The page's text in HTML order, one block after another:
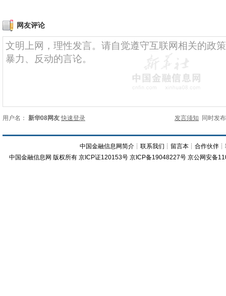
网友评论
用户名： 新华08网友 快速登录 发言须知 同时发
中国金融信息网简介 ┊联系我们 ┊ 留言本 ┊合作伙伴 ┊
中国金融信息网 版权所有 京ICP证120153号 京ICP备19048227号 京公网安备